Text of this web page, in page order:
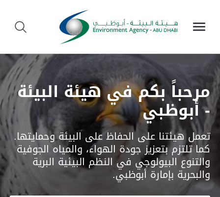
مرحباً بكم في هيئة البيئة
- أبوظبي
تعمل هيئتنا على الحفاظ على البيئة وحمايتها.
كما تلتزم بتعزيز جودة الهواء، والمياه الجوفية
والتنوع البيولوجي في النظم البيئية البرية
والبحرية بإمارة أبوظبي.
استمتع بأبوظبي الخضراء
تتميز مدينة أبوظبي بأنها تجمع بين العمارة
الحديثة المتألقة والجمال الطبيعي الخلاب.
استمتع بأبوظبي الخضراء